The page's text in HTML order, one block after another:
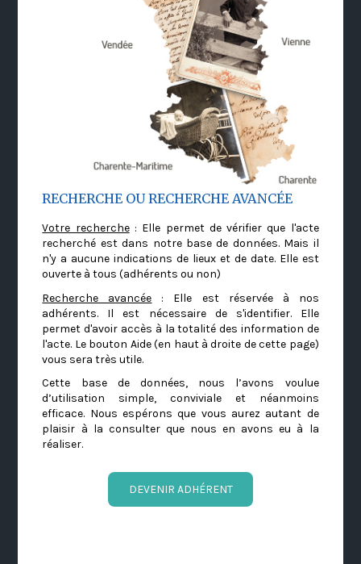
RECHERCHE OU RECHERCHE AVANCÉE
Votre recherche: Elle permet de vérifier que l'acte
recherché est dans notre base de données. Mais il
n'y a aucune indications de lieux et de date. Elle est
ouverte à tous (adhérents ou non)
Recherche avancée : Elle est réservée à nos
adhérents. Il est nécessaire de s'identifier. Elle
permet d'avoir accès à la totalité des information de
l'acte. Le bouton Aide (en haut à droite de cette page)
vous sera très utile.
Cette base de données, nous l’avons voulue
d’utilisation simple, conviviale et néanmoins
efficace. Nous espérons que vous aurez autant de
plaisir à la consulter que nous en avons eu à la
réaliser.
DEVENIR ADHÉRENT